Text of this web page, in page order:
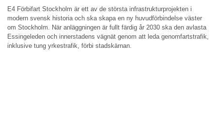
E4 Förbifart Stockholm är ett av de största infrastrukturprojekten i
modern svensk historia och ska skapa en ny huvudförbindelse väster
om Stockholm. När anläggningen är fullt färdig år 2030 ska den avlasta
Essingeleden och innerstadens vägnät genom att leda genomfartstrafik,
inklusive tung yrkestrafik, förbi stadskärnan.